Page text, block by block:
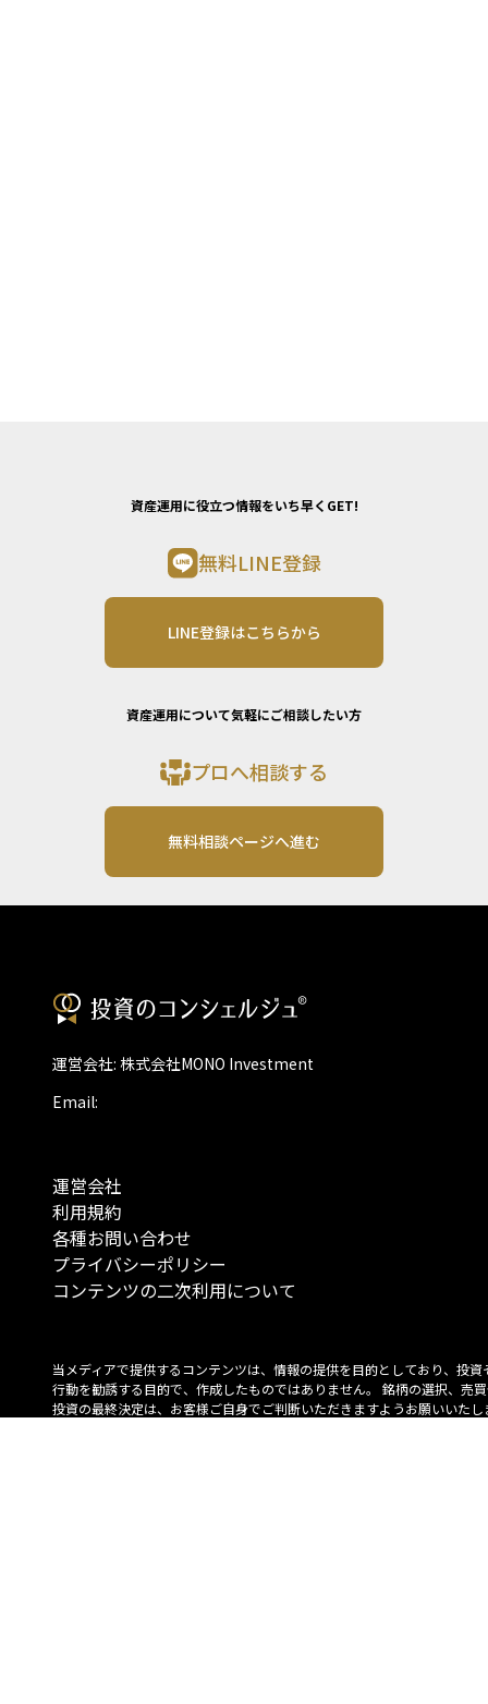
資産運用に役立つ情報をいち早くGET!
無料LINE登録
LINE登録はこちらから
資産運用について気軽にご相談したい方
プロへ相談する
無料相談ページへ進む
運営会社: 株式会社MONO Investment
Email:
運営会社
利用規約
各種お問い合わせ
プライバシーポリシー
コンテンツの二次利用について
当メディアで提供するコンテンツは、情報の提供を目的としており、投資
行動を勧誘する目的で、作成したものではありません。 銘柄の選択、売
投資の最終決定は、お客様ご自身でご判断いただきますようお願いいたし